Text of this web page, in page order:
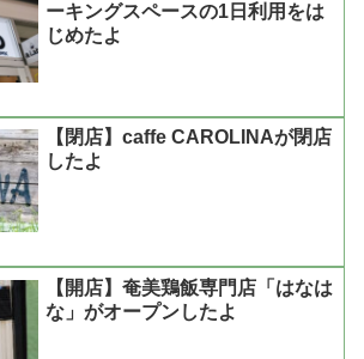
ーキングスペースの1日利用をは
じめたよ
【閉店】caffe CAROLINAが閉店
したよ
【開店】奄美鶏飯専門店「はなは
な」がオープンしたよ